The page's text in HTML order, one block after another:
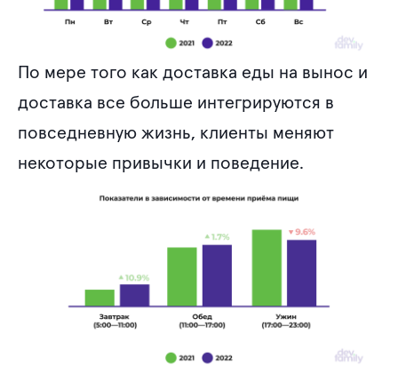
По мере того как доставка еды на вынос и
доставка все больше интегрируются в
повседневную жизнь, клиенты меняют
некоторые привычки и поведение.